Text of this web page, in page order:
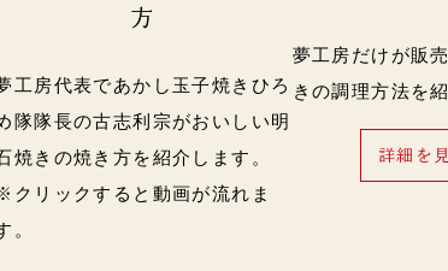
方
工房代表であかし玉子焼きひろ
隊隊長の古志利宗がおいしい明
焼きの焼き方を紹介します。
クリックすると動画が流れま
。
夢工房だけが販
きの調理方法を
詳細を